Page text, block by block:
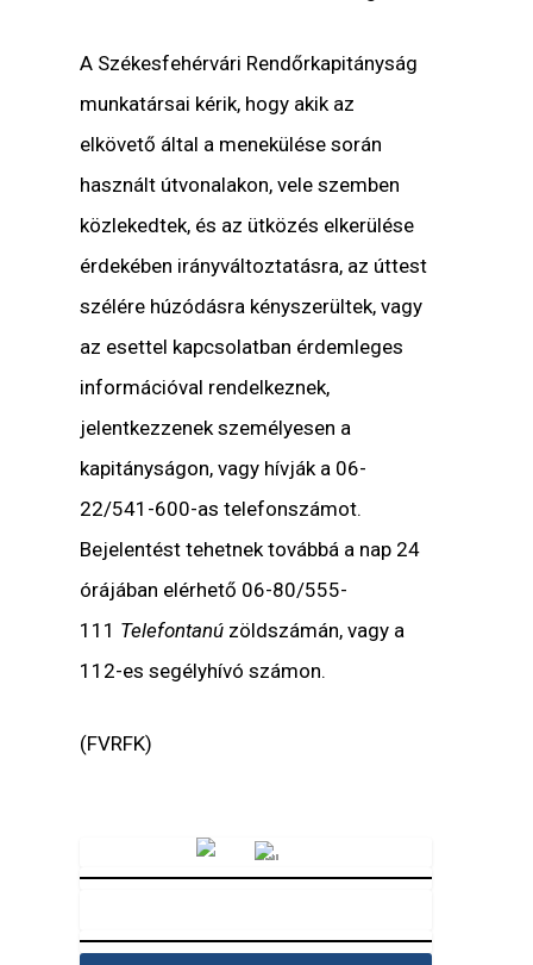
A Székesfehérvári Rendőrkapitányság
munkatársai kérik, hogy akik az
elkövető által a menekülése során
használt útvonalakon, vele szemben
közlekedtek, és az ütközés elkerülése
érdekében irányváltoztatásra, az úttest
szélére húzódásra kényszerültek, vagy
az esettel kapcsolatban érdemleges
információval rendelkeznek,
jelentkezzenek személyesen a
kapitányságon, vagy hívják a 06-
22/541-600-as telefonszámot.
Bejelentést tehetnek továbbá a nap 24
órájában elérhető 06-80/555-
111 Telefontanú zöldszámán, vagy a
112-es segélyhívó számon.
(FVRFK)